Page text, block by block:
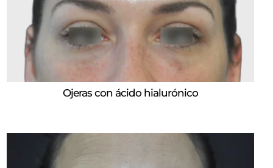
Ojeras con ácido hialurónico